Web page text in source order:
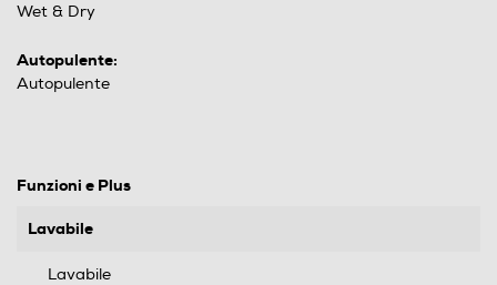
Wet & Dry
Autopulente:
Autopulente
Funzioni e Plus
Lavabile
Lavabile